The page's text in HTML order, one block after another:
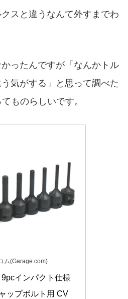
スと違うなんて外すまでわ
ったんですが「なんかトル
気がする」と思って調べた
ものらしいです。
ム(Garage.com)
インパクト仕様
ップボルト用 CV